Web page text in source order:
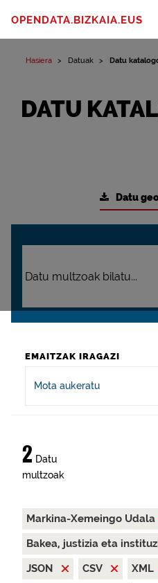
OPENDATA.BIZKAIA.EUS
Hasiera Datuak Datu
DATU
Datu
EMAITZAK IRAGAZI
Mota aukeratu
2 Datu
multzoak
Markina-Xemeingo Udala
Bakea, justizia eta
JSON
CSV
XML